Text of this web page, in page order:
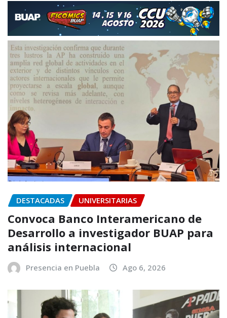
DESTACADAS UNIVERSITARIAS
Convoca Banco Interamericano de
Desarrollo a investigador BUAP para
análisis internacional
Presencia en Puebla Ago 6, 2026